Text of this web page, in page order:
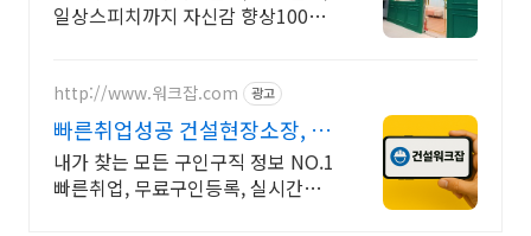
일상스피치까지 자신감 향상100%
http://www.워크잡.com 광고
빠른취업성공 건설현장소장, 경
비원, 건축인부, 노가다
내가 찾는 모든 구인구직 정보 NO.1
빠른취업, 무료구인등록, 실시간채